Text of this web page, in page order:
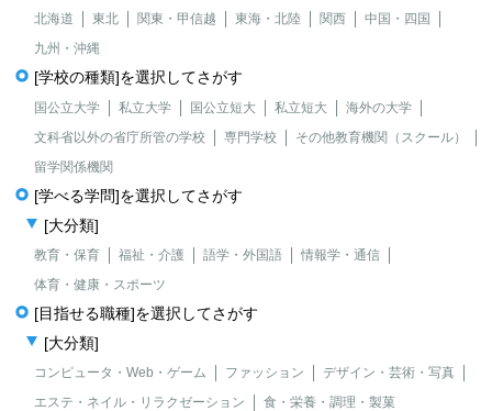
北海道 東北 関東・甲信越 東海・北陸 関西
中国・四国
九州・沖縄
[学校の種類]を選択してさがす
国公立大学 私立大学 国公立短大 私立短大
海外の大学
文科省以外の省庁所管の学校
専門学校
その他教育機関（スクール）
留学関係機関
[学べる学問]を選択してさがす
[大分類]
教育・保育 福祉・介護 語学・外国語
情報学・通信
体育・健康・スポーツ
[目指せる職種]を選択してさがす
[大分類]
コンピュータ・Web・ゲーム ファッション
デザイン・芸術・写真
エステ・ネイル・リラクゼーション
食・栄養・調理・製菓